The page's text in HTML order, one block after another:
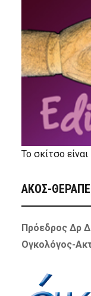
Το σκίτσο
ΑΚΟΣ-
Πρόεδρος Δρ
Ογκολόγος-